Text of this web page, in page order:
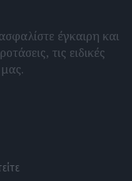
έγκαιρη και
τις ειδικές